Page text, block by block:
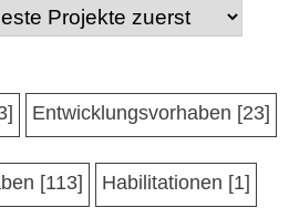
Entwicklungsvorhaben [23]
[113] Habilitationen [1]